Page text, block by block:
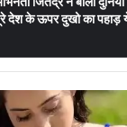
देश के ऊपर दुखो का पहाड़